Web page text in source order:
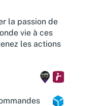
la passion de
vie à ces
les actions